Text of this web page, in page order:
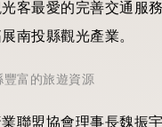
客最愛的完善交通服
南投縣觀光產業。
富的旅遊資源
聯盟協會理事長魏振